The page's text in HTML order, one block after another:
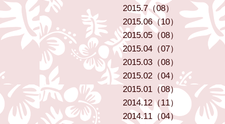
2015.7（08）
2015.06（10）
2015.05（08）
2015.04（07）
2015.03（08）
2015.02（04）
2015.01（08）
2014.12（11）
2014.11（04）